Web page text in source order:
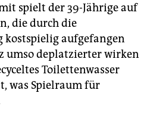
spielt der 39-Jährige auf
die durch die
kostspielig aufgefangen
umso deplatzierter wirken
Toilettenwasser
was Spielraum für